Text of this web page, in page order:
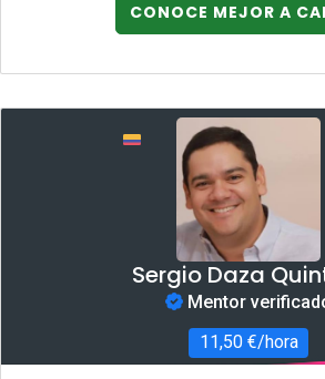
CONOCE MEJOR A
Sergio Daza
Mentor
11,50 €/hora